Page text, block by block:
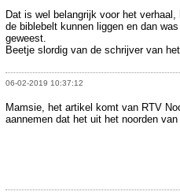
Dat is wel belangrijk voor het
de biblebelt kunnen liggen en dan
geweest.
Beetje slordig van de schrijver van het
06-02-2019 10:37:12
Mamsie, het artikel komt van RTV
aannemen dat het uit het noorden